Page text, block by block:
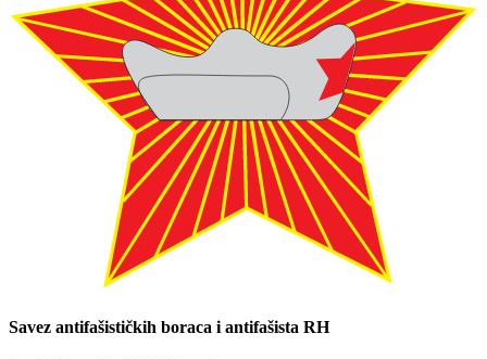
Savez antifašističkih boraca i antifašista RH